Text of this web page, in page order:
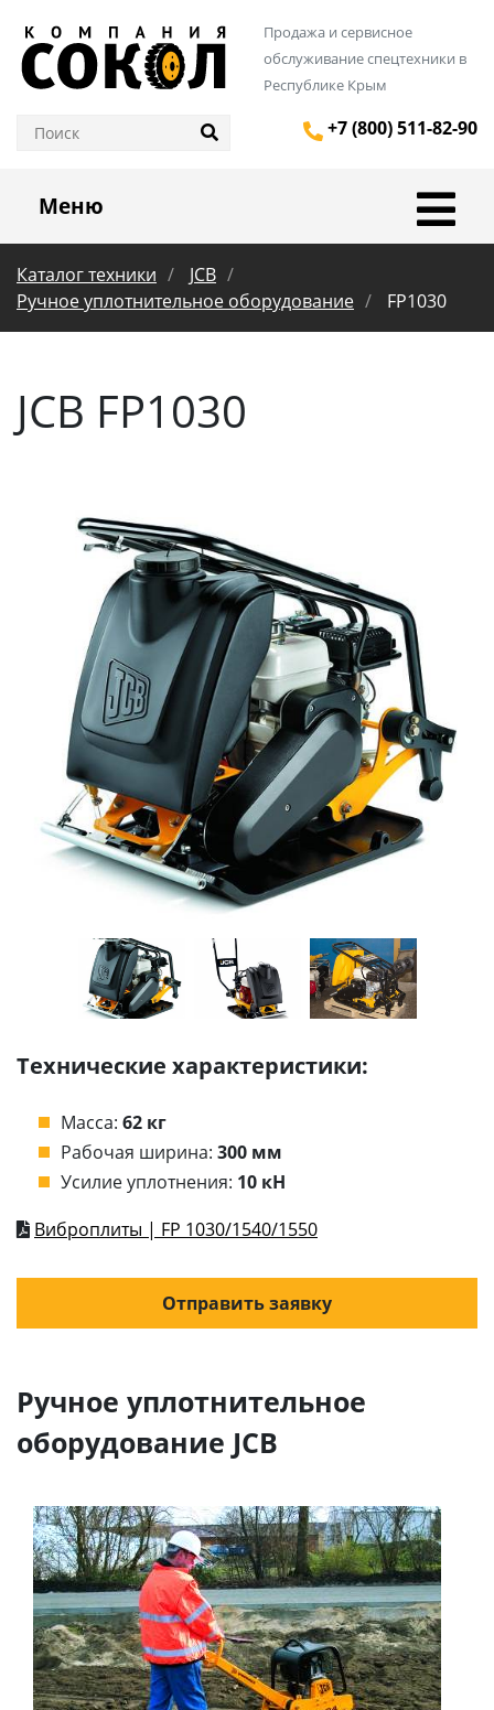
Продажа и сервисное
обслуживание спецтехники в
Республике Крым
+7 (800) 511-82-90
Меню
Каталог техники
JCB
Ручное уплотнительное оборудование
FP1030
JCB FP1030
Технические характеристики:
Масса: 62 кг
Рабочая ширина: 300 мм
Усилие уплотнения: 10 кН
Виброплиты | FP 1030/1540/1550
Отправить заявку
Ручное уплотнительное
оборудование JCB